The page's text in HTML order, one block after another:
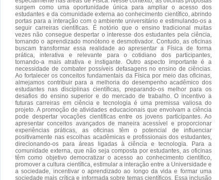
surgem como uma oportunidade única para ampliar o acesso dos
estudantes e da comunidade externa ao conhecimento científico, abrindo
portas para a interação com o ambiente universitário e estimulando-os a
seguir carreiras científicas. É notório que o ensino tradicional muitas
vezes não consegue despertar o interesse dos estudantes pela ciência,
tornando o aprendizado monótono e desmotivador. Contudo, as oficinas
buscam transformar essa realidade ao apresentar a Física de forma
prática, interativa e relevante para o cotidiano dos participantes,
tornando-a mais atrativa e instigante. Outro aspecto importante é a
necessidade de combater possíveis defasagens no ensino de ciências.
Ao fortalecer os conceitos fundamentais da Física por meio das oficinas,
almejamos contribuir para a melhoria do desempenho acadêmico dos
estudantes nas disciplinas científicas, preparando-os melhor para os
desafios do ensino superior e do mercado de trabalho. O incentivo a
futuras carreiras em ciência e tecnologia é uma premissa valiosa do
projeto. A promoção de atividades educacionais que envolvam a ciência
pode despertar vocações científicas entre os jovens participantes. Ao
apresentar conceitos avançados de maneira acessível e proporcionar
experiências práticas, as oficinas têm o potencial de influenciar
positivamente nas escolhas acadêmicas e profissionais dos estudantes,
direcionando-os para áreas ligadas à ciência e tecnologia. Para a
comunidade externa, que não seja composta por estudantes, as oficinas
têm como objetivo democratizar o acesso ao conhecimento científico,
promover a cultura científica, estimular a interação entre a Universidade e
a sociedade, incentivar o aprendizado ao longo da vida e formar uma
sociedade mais crítica e informada sobre temas científicos. Essa inclusão